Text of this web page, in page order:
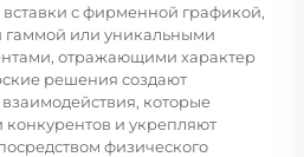
вставки с фирменной графикой,
гаммой или уникальными
отражающими характер
решения создают
которые
конкурентов и укрепляют
физического